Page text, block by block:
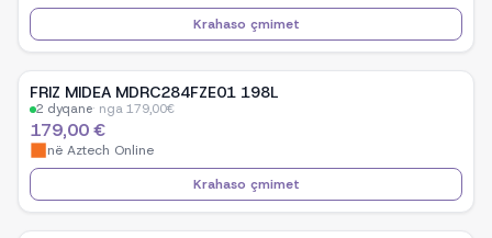
Krahaso çmimet
FRIZ MIDEA MDRC284FZE01 198L
2 dyqane· nga 179,00€
179,00 €
në Aztech Online
Krahaso çmimet